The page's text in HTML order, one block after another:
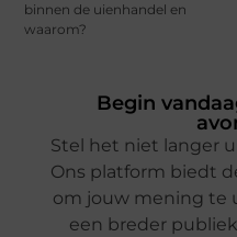
binnen de uienhandel en
waarom?
Begin
Stel het niet langer
Ons platform biedt
om jouw mening te
een breder